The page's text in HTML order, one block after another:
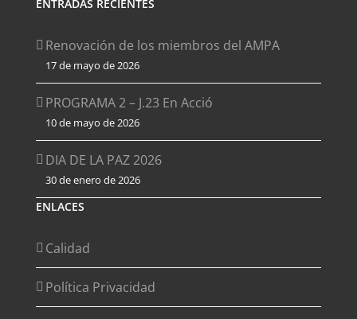
ENTRADAS RECIENTES
Renovación de los miembros del AMPA
17 de mayo de 2026
PROGRAMA 2 – J.23 En Acció
10 de mayo de 2026
DIA DE LA PAZ 2026
30 de enero de 2026
ENLACES
Calidad
Política Privacidad